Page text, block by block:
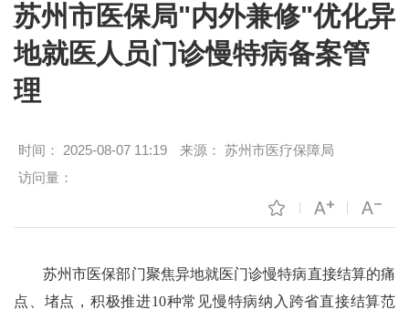
苏州市医保局"内外兼修"优化异
地就医人员门诊慢特病备案管
理
时间： 2025-08-07 11:19 来源： 苏州市医疗保障局
访问量：
苏州市医保部门聚焦异地就医门诊慢特病直接结算的痛
点、堵点，积极推进10种常见慢特病纳入跨省直接结算范